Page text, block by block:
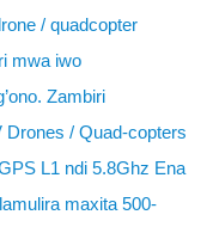
/ quadcopter
mwa iwo
Zambiri
/ Quad-copters
L1 ndi 5.8Ghz Ena
maxita 500-